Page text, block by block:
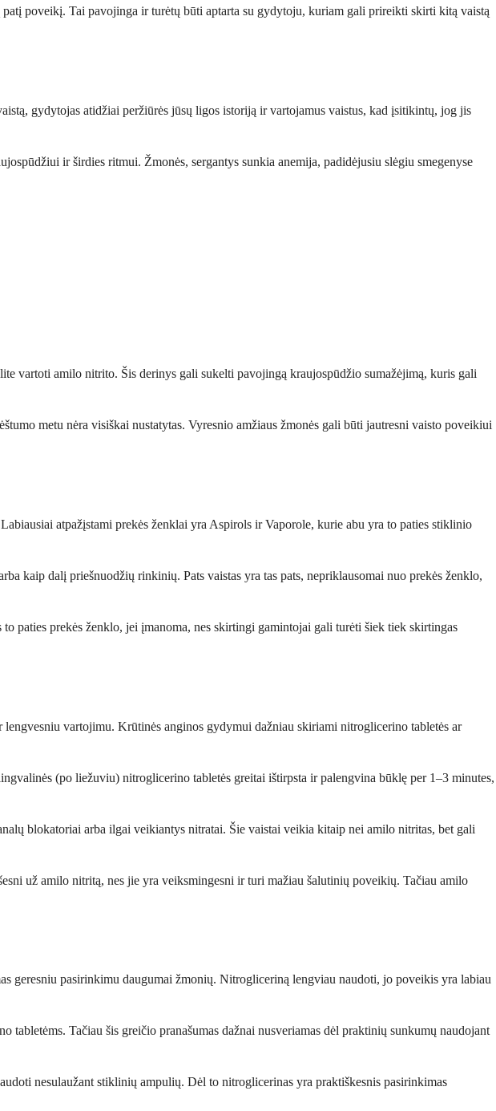
poveikį. Tai pavojinga ir turėtų būti aptarta su gydytoju, kuriam gali prireikti skirti kitą vaistą
gydytojas atidžiai peržiūrės jūsų ligos istoriją ir vartojamus vaistus, kad įsitikintų, jog jis
ir širdies ritmui. Žmonės, sergantys sunkia anemija, padidėjusiu slėgiu smegenyse
vartoti amilo nitrito. Šis derinys gali sukelti pavojingą kraujospūdžio sumažėjimą, kuris gali
metu nėra visiškai nustatytas. Vyresnio amžiaus žmonės gali būti jautresni vaisto poveikiui
atpažįstami prekės ženklai yra Aspirols ir Vaporole, kurie abu yra to paties stiklinio
kaip dalį priešnuodžių rinkinių. Pats vaistas yra tas pats, nepriklausomai nuo prekės ženklo,
paties prekės ženklo, jei įmanoma, nes skirtingi gamintojai gali turėti šiek tiek skirtingas
vartojimu. Krūtinės anginos gydymui dažniau skiriami nitroglicerino tabletės ar
(po liežuviu) nitroglicerino tabletės greitai ištirpsta ir palengvina būklę per 1–3 minutes,
blokatoriai arba ilgai veikiantys nitratai. Šie vaistai veikia kitaip nei amilo nitritas, bet gali
už amilo nitritą, nes jie yra veiksmingesni ir turi mažiau šalutinių poveikių. Tačiau amilo
geresniu pasirinkimu daugumai žmonių. Nitrogliceriną lengviau naudoti, jo poveikis yra labiau
Tačiau šis greičio pranašumas dažnai nusveriamas dėl praktinių sunkumų naudojant
nesulaužant stiklinių ampulių. Dėl to nitroglicerinas yra praktiškesnis pasirinkimas